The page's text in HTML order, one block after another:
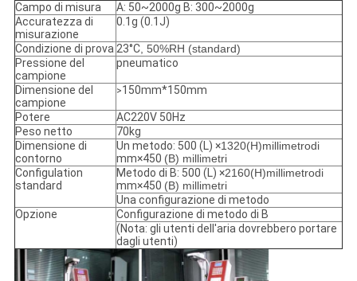
Campo di misura
A: 50~2000g B: 300~2000g
Accuratezza di
misurazione
0.1g (0.1J)
Condizione di prova23°C, 50%RH (standard)
Pressione del
campione
pneumatico
Dimensione del
campione
>150mm*150mm
Potere
AC220V 50Hz
Peso netto
70kg
Dimensione di
contorno
Un metodo: 500 (L) ×1320(H)millimetrodi
mm×450 (B) millimetri
Configulation
standard
Metodo di B: 500 (L) ×2160(H)millimetrodi
mm×450 (B) millimetri
Una configurazione di metodo
Opzione
Configurazione di metodo di B
(Nota: gli utenti dell'aria dovrebbero portare
dagli utenti)